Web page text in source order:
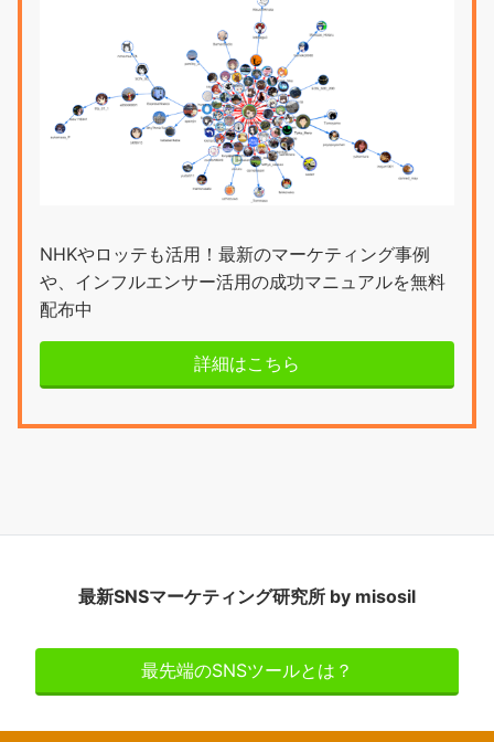
NHKやロッテも活用！最新のマーケティング事例
や、インフルエンサー活用の成功マニュアルを無料
配布中
詳細はこちら
最新SNSマーケティング研究所 by misosil
最先端のSNSツールとは？